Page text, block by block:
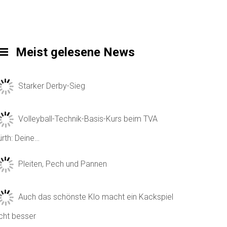
Meist gelesene News
Starker Derby-Sieg
Volleyball-Technik-Basis-Kurs beim TVA
Deine…
Pleiten, Pech und Pannen
Auch das schönste Klo macht ein Kackspiel
besser